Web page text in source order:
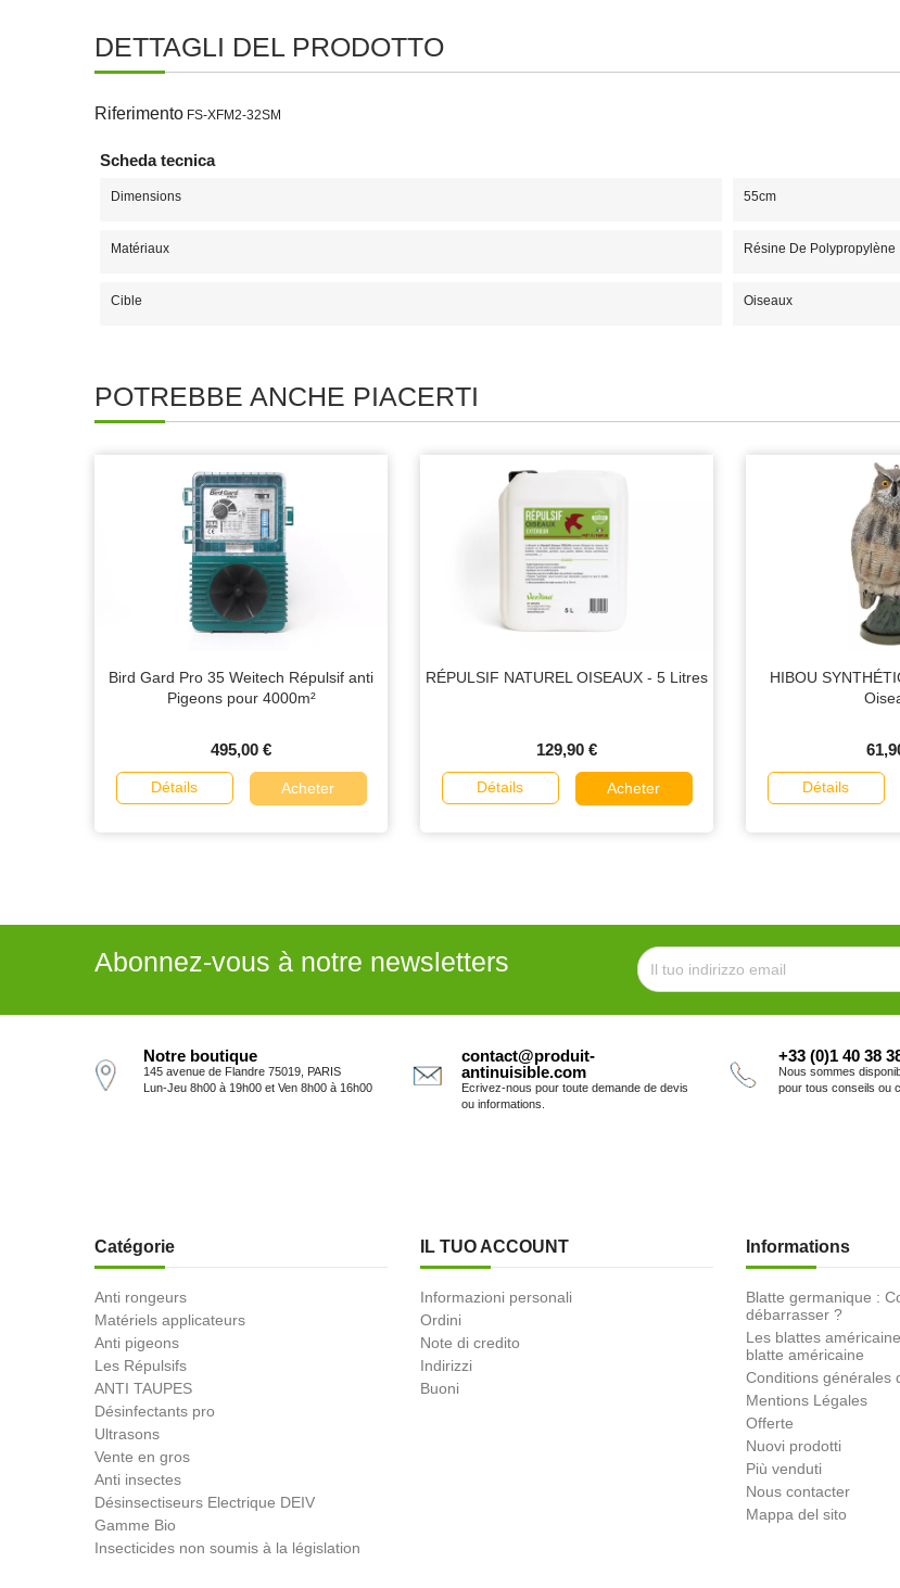
DETTAGLI DEL PRODOTTO
Riferimento FS-XFM2-32SM
Scheda tecnica
Dimensions 55cm
Matériaux Résine De Polypropylène
Cible Oiseaux
POTREBBE ANCHE PIACERTI
Bird Gard Pro 35 Weitech Répulsif anti
Pigeons pour 4000m²
495,00 €
Détails Acheter
RÉPULSIF NATUREL OISEAUX - 5 Litres
129,90 €
Détails Acheter
HIBOU
Détails
Abonnez-vous à notre newsletters
Notre boutique
145 avenue de Flandre 75019, PARIS
Lun-Jeu 8h00 à 19h00 et Ven 8h00 à 16h00
contact@produit-
antinuisible.com
Ecrivez-nous pour toute demande de devis
ou informations.
+33 (0)1 40 38
Nous sommes
pour tous conseils ou
Catégorie
Anti rongeurs
Matériels applicateurs
Anti pigeons
Les Répulsifs
ANTI TAUPES
Désinfectants pro
Ultrasons
Vente en gros
Anti insectes
Désinsectiseurs Electrique DEIV
Gamme Bio
Insecticides non soumis à la législation
IL TUO ACCOUNT
Informazioni personali
Ordini
Note di credito
Indirizzi
Buoni
Informations
Blatte germanique :
débarrasser ?
Les blattes
blatte américaine
Conditions générales
Mentions Légales
Offerte
Nuovi prodotti
Più venduti
Nous contacter
Mappa del sito